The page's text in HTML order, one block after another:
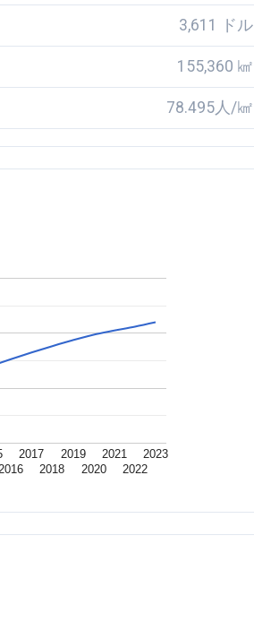
3,611 ドル
155,360 ㎢
78.495人/㎢
2016
2017
2018
2019
2020
2021
2022
2023